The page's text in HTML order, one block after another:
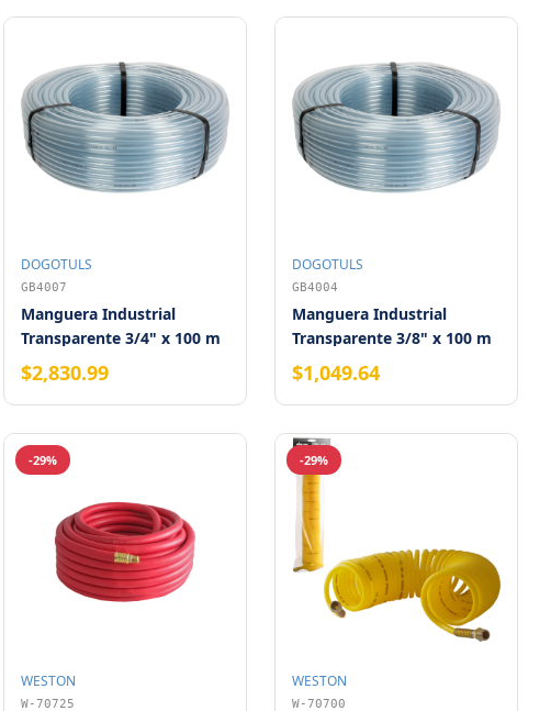
DOGOTULS
GB4007
Manguera Industrial
Transparente 3/4" x 100 m
$2,830.99
DOGOTULS
GB4004
Manguera Industrial
Transparente 3/8" x 100 m
$1,049.64
-29%
WESTON
W-70725
-29%
WESTON
W-70700